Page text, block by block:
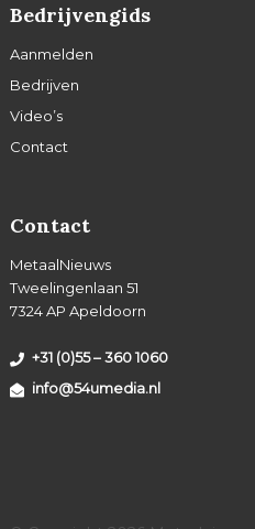
Bedrijvengids
Aanmelden
Bedrijven
Video’s
Contact
Contact
MetaalNieuws
Tweelingenlaan 51
7324 AP Apeldoorn
+31 (0)55 – 360 1060
info@54umedia.nl